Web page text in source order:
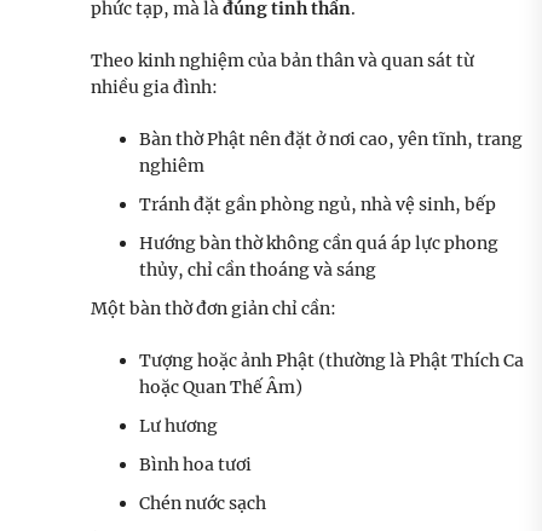
phức tạp, mà làđúng tinh thần.
Theo kinh nghiệm của bản thân và quan sát từ
nhiều gia đình:
Bàn thờ Phật nên đặt ở nơi cao, yên tĩnh, trang
nghiêm
Tránh đặt gần phòng ngủ, nhà vệ sinh, bếp
Hướng bàn thờ không cần quá áp lực phong
thủy, chỉ cần thoáng và sáng
Một bàn thờ đơn giản chỉ cần:
Tượng hoặc ảnh Phật (thường là Phật Thích Ca
hoặc Quan Thế Âm)
Lư hương
Bình hoa tươi
Chén nước sạch